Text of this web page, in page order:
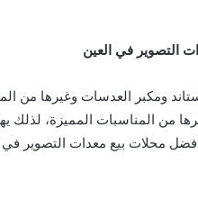
ومكبر العدسات وغيرها من
من المناسبات المميزة، لذلك
محلات بيع معدات التصوير في